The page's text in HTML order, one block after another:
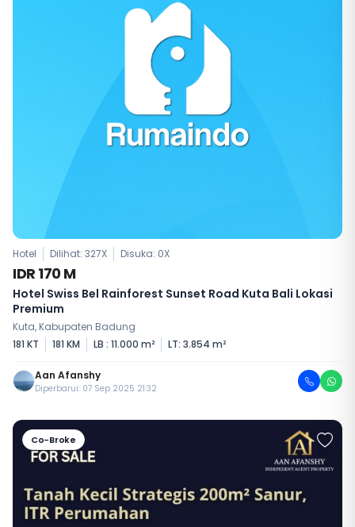
Hotel Dilihat: 327X Disuka: 0X
IDR 170 M
Hotel Swiss Bel Rainforest Sunset Road Kuta Bali Lokasi
Premium
Kuta, Kabupaten Badung
181 KT
181 KM LB : 11.000 m² LT: 3.854 m²
Aan Afanshy
Diperbarui: 07 Sep 2025 21:32
Co-Broke